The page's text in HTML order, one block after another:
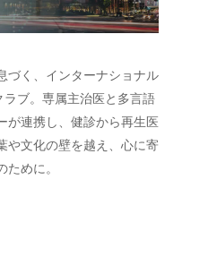
づく、インターナショナル
ブ。専属主治医と多言語
が連携し、健診から再生医
や文化の壁を越え、心に寄
めに。